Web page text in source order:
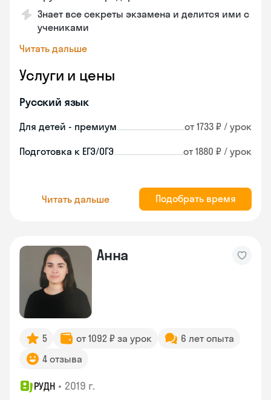
Знает все секреты экзамена и делится ими с
учениками
Читать дальше
Услуги и цены
Русский язык
Для детей - премиум от 1733 ₽ / урок
Подготовка к ЕГЭ/ОГЭ от 1880 ₽ / урок
Читать дальше Подобрать время
Анна
5 от 1092 ₽ за урок
6 лет опыта
4 отзыва
РУДН • 2019 г.